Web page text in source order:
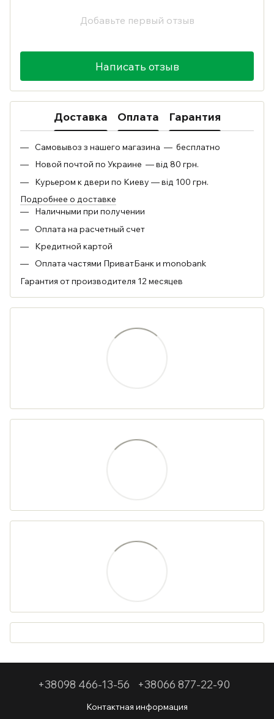
Добавьте первый отзыв
Написать отзыв
Доставка Оплата Гарантия
Самовывоз з нашего магазина — бесплатно
Новой почтой по Украине — від 80 грн.
Курьером к двери по Киеву — від 100 грн.
Подробнее о доставке
Наличными при получении
Оплата на расчетный счет
Кредитной картой
Оплата частями ПриватБанк и monobank
Гарантия от производителя 12 месяцев
+38098 466-13-56 +38066 877-22-90
Контактная информация